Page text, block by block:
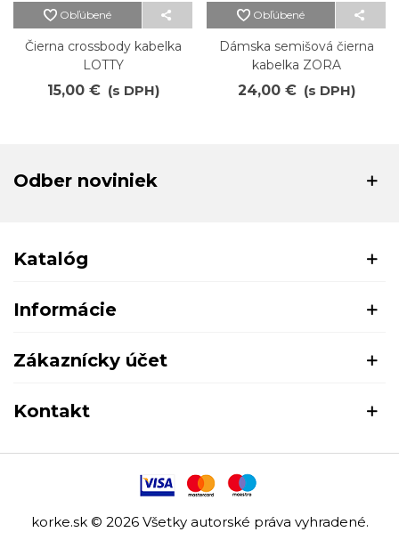
Obľúbené
Čierna crossbody kabelka
LOTTY
15,00 € (s DPH)
Obľúbené
Dámska semišová čierna
kabelka ZORA
24,00 € (s DPH)
Odber noviniek
Katalóg
Informácie
Zákaznícky účet
Kontakt
korke.sk © 2026 Všetky autorské práva vyhradené.